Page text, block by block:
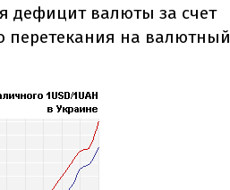
дефицит валюты за счет
перетекания на валютный